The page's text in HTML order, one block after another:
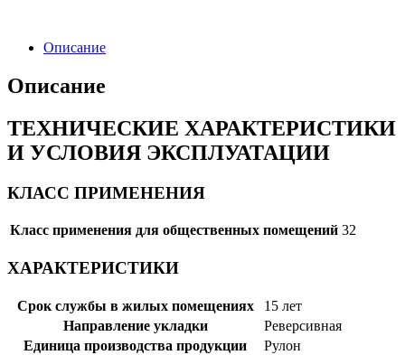
Описание
Описание
ТЕХНИЧЕСКИЕ ХАРАКТЕРИСТИКИ
И УСЛОВИЯ ЭКСПЛУАТАЦИИ
КЛАСС ПРИМЕНЕНИЯ
Класс применения для общественных помещений 32
ХАРАКТЕРИСТИКИ
Срок службы в жилых помещениях
15 лет
Направление укладки
Реверсивная
Единица производства продукции
Рулон